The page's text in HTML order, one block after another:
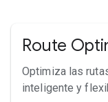
Route
Optimiza las
inteligente y